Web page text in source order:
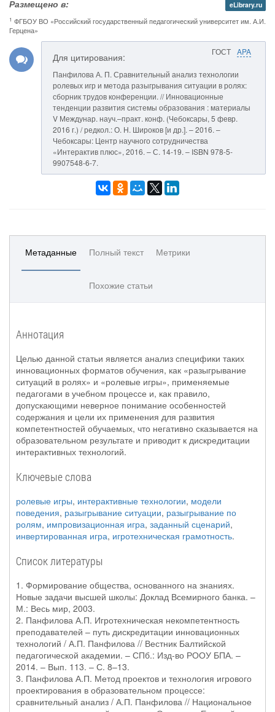
Размещено в:
eLibrary.ru
1 ФГБОУ ВО «Российский государственный педагогический университет им. А.И.
Герцена»
ГОСТ APA
Для цитирования:
Панфилова А. П. Сравнительный анализ технологии
ролевых игр и метода разыгрывания ситуации в ролях:
сборник трудов конференции. // Инновационные
тенденции развития системы образования : материалы
V Междунар. науч.–практ. конф. (Чебоксары, 5 февр.
2016 г.) / редкол.: О. Н. Широков [и др.]. – 2016. –
Чебоксары: Центр научного сотрудничества
«Интерактив плюс», 2016. – С. 14-19. – ISBN 978-5-
9907548-6-7.
Метаданные Полный текст Метрики
Похожие статьи
Аннотация
Целью данной статьи является анализ специфики таких
инновационных форматов обучения, как «разыгрывание
ситуаций в ролях» и «ролевые игры», применяемые
педагогами в учебном процессе и, как правило,
допускающими неверное понимание особенностей
содержания и цели их применения для развития
компетентностей обучаемых, что негативно сказывается на
образовательном результате и приводит к дискредитации
интерактивных технологий.
Ключевые слова
ролевые игры, интерактивные технологии, модели
поведения, разыгрывание ситуации, разыгрывание по
ролям, импровизационная игра, заданный сценарий,
инвертированная игра, игротехническая грамотность.
Список литературы
1. Формирование общества, основанного на знаниях.
Новые задачи высшей школы: Доклад Всемирного банка. –
М.: Весь мир, 2003.
2. Панфилова А.П. Игротехническая некомпетентность
преподавателей – путь дискредитации инновационных
технологий / А.П. Панфилова // Вестник Балтийской
педагогической академии. – СПб.: Изд-во РООУ БПА. –
2014. – Вып. 113. – С. 8–13.
3. Панфилова А.П. Метод проектов и технология игрового
проектирования в образовательном процессе:
сравнительный анализ / А.П. Панфилова // Национальное